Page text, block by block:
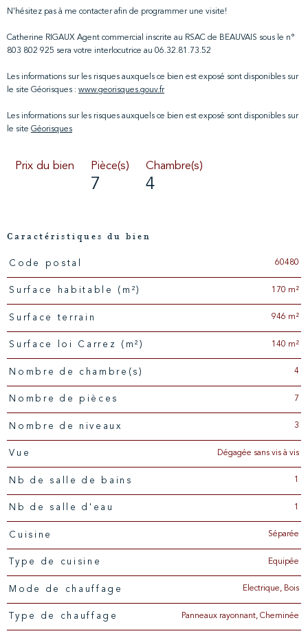
N'hésitez pas à me contacter afin de programmer une visite!
Catherine RIGAUX Agent commercial inscrite au RSAC de BEAUVAIS sous le n°
803 802 925 sera votre interlocutrice au 06.32.81.73.52
Les informations sur les risques auxquels ce bien est exposé sont disponibles sur
le site Géorisques : www.georisques.gouv.fr
Les informations sur les risques auxquels ce bien est exposé sont disponibles sur
le site Géorisques
Prix du bien Pièce(s)
7
Chambre(s)
4
Caractéristiques du bien
Caractéristiques Valeurs
Code postal 60480
Surface habitable (m²) 170 m²
surface terrain 946 m²
Surface loi Carrez (m²) 140 m²
Nombre de chambre(s) 4
Nombre de pièces 7
Nombre de niveaux 3
Vue Dégagée sans vis à vis
Nb de salle de bains 1
Nb de salle d'eau 1
Cuisine Séparée
Type de cuisine Equipée
Mode de chauffage Electrique, Bois
Type de chauffage Panneaux rayonnant, Cheminée